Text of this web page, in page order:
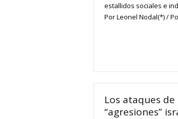
estallidos sociales e
Por Leonel Nodal(*) /
Los ataques
“agresiones”